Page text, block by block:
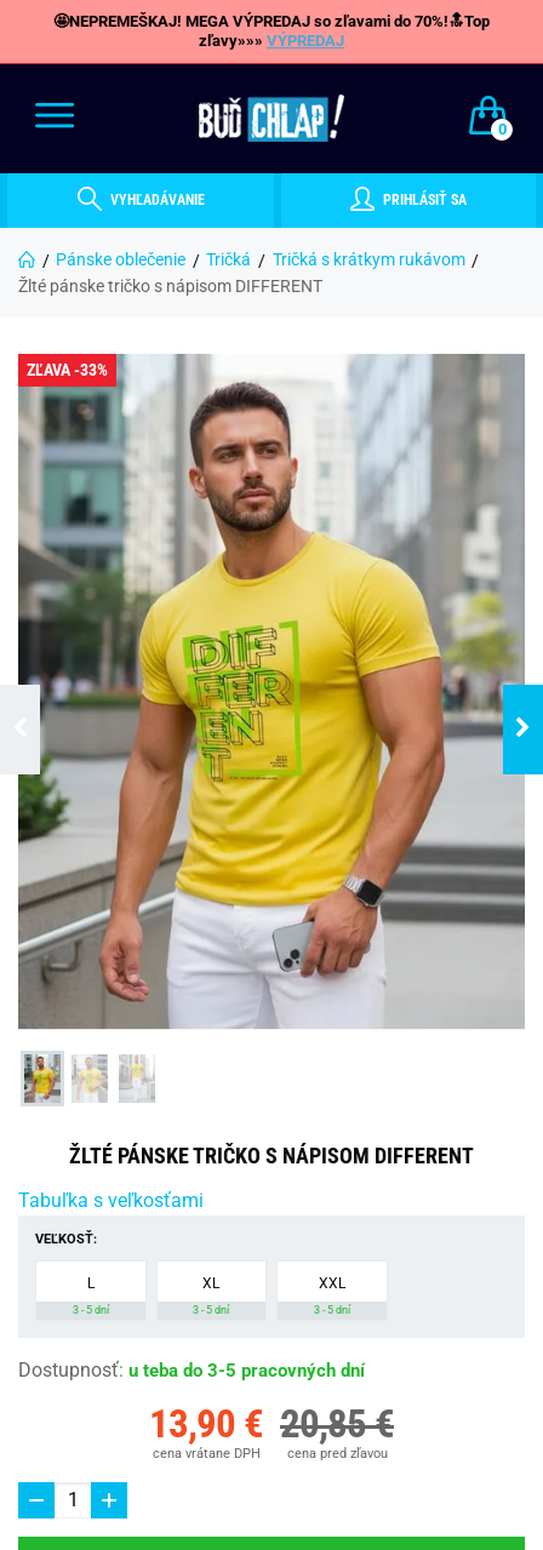
🤩NEPREMEŠKAJ! MEGA VÝPREDAJ so zľavami do 70%!🔝Top
zľavy»»» VÝPREDAJ
0
VYHĽADÁVANIE PRIHLÁSIŤ SA
Pánske oblečenie Tričká
Tričká s krátkym rukávom
Žlté pánske tričko s nápisom DIFFERENT
ZĽAVA -33%
ŽLTÉ PÁNSKE TRIČKO S NÁPISOM DIFFERENT
Tabuľka s veľkosťami
VEĽKOSŤ:
L
3 - 5 dní
XL
3 - 5 dní
XXL
3 - 5 dní
Dostupnosť: u teba do 3-5 pracovných dní
13,90 €
cena vrátane DPH
20,85 €
cena pred zľavou